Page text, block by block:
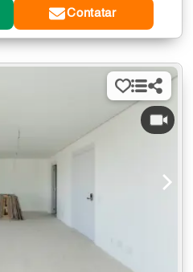
Contatar